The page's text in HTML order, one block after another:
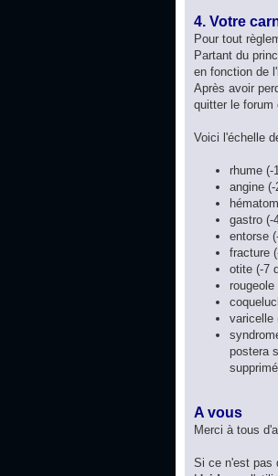
4. Votre
Pour tout
Partant du
en fonction de
Après avoir
quitter le forum
Voici l'échelle
rhume (-
angine
gastro (-
entorse
fracture
otite (-7
varicelle
postera
A vous
Merci à tous
Si ce n'est pas